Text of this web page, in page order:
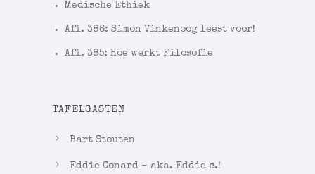
Medische Ethiek
Afl. 386: Simon Vinkenoog leest voor!
Afl. 385: Hoe werkt Filosofie
TAFELGASTEN
Bart Stouten
Eddie Conard – aka. Eddie c.!